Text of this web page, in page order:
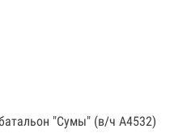
"Сумы" (в/ч А4532)